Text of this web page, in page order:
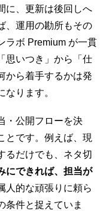
に、更新は後回しへ
、運用の勘所もその
ラボ Premium が一貫
思いつき」から「仕
から着手するかは発
なります。
・公開フローを決
とです。例えば、現
だけでも、 ネタ切
にできれば、担当が
人的な頑張りに頼ら
条件と捉えていま